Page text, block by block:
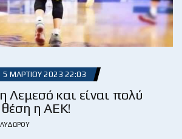
5 ΜΑΡΤΊΟΥ 2023 22:03
Λεμεσό και είναι πολύ
η ΑΕΚ!